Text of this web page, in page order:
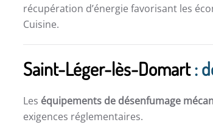
récupération d’énergie favorisant les
Cuisine.
Saint-Léger-lès-Domart:
Les équipements de désenfumage
exigences réglementaires.